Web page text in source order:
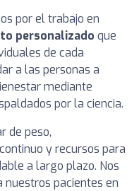
por el trabajo en
personalizado que
de cada
a las personas a
mediante
por la ciencia.
de peso,
y recursos para
a largo plazo. Nos
pacientes en